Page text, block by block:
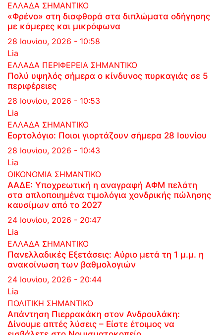
ΕΛΛΑΔΑ ΣΗΜΑΝΤΙΚΟ
«Φρένο» στη διαφθορά στα διπλώματα οδήγησης
με κάμερες και μικρόφωνα
28 Ιουνίου, 2026 - 10:58
Lia
ΕΛΛΑΔΑ ΠΕΡΙΦΕΡΕΙΑ ΣΗΜΑΝΤΙΚΟ
Πολύ υψηλός σήμερα ο κίνδυνος πυρκαγιάς σε 5
περιφέρειες
28 Ιουνίου, 2026 - 10:53
Lia
ΕΛΛΑΔΑ ΣΗΜΑΝΤΙΚΟ
Εορτολόγιο: Ποιοι γιορτάζουν σήμερα 28 Ιουνίου
28 Ιουνίου, 2026 - 10:43
Lia
ΟΙΚΟΝΟΜΙΑ ΣΗΜΑΝΤΙΚΟ
ΑΑΔΕ: Υποχρεωτική η αναγραφή ΑΦΜ πελάτη
στα απλοποιημένα τιμολόγια χονδρικής πώλησης
καυσίμων από το 2027
24 Ιουνίου, 2026 - 20:47
Lia
ΕΛΛΑΔΑ ΣΗΜΑΝΤΙΚΟ
Πανελλαδικές Εξετάσεις: Αύριο μετά τη 1 μ.μ. η
ανακοίνωση των βαθμολογιών
24 Ιουνίου, 2026 - 20:44
Lia
ΠΟΛΙΤΙΚΗ ΣΗΜΑΝΤΙΚΟ
Απάντηση Πιερρακάκη στον Ανδρουλάκη:
Δίνουμε απτές λύσεις – Είστε έτοιμος να